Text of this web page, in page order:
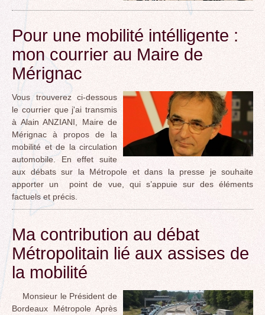
Pour une mobilité intélligente :
mon courrier au Maire de
Mérignac
Vous trouverez ci-dessous
le courrier que j'ai transmis
à Alain ANZIANI, Maire de
Mérignac à propos de la
mobilité et de la circulation
automobile. En effet suite
aux débats sur la Métropole et dans la presse je souhaite
apporter un point de vue, qui s’appuie sur des éléments
factuels et précis.
Ma contribution au débat
Métropolitain lié aux assises de
la mobilité
Monsieur le Président de
Bordeaux Métropole Après